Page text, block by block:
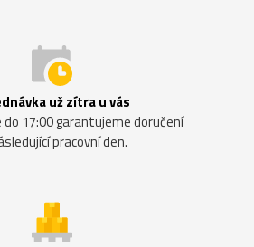
už zítra u vás
do 17:00 garantujeme doručení
pracovní den.